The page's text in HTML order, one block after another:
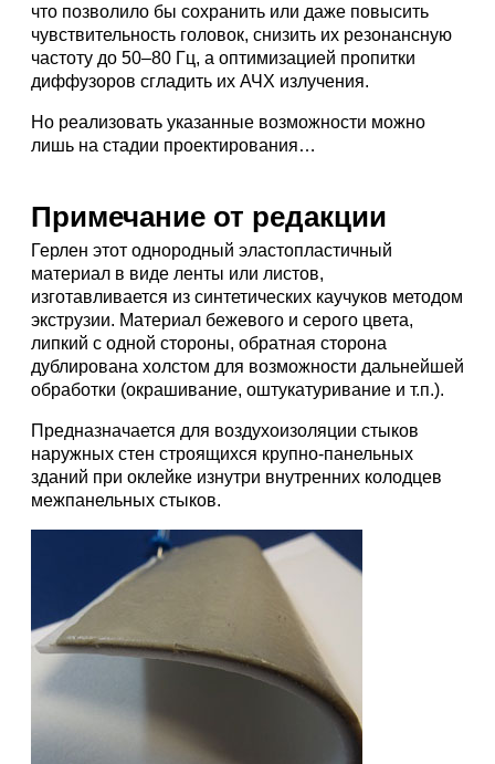
что позволило бы сохранить или даже повысить
чувствительность головок, снизить их резонансную
частоту до 50–80 Гц, а оптимизацией пропитки
диффузоров сгладить их АЧХ излучения.
Но реализовать указанные возможности можно
лишь на стадии проектирования…
Примечание от редакции
Герлен этот однородный эластопластичный
материал в виде ленты или листов,
изготавливается из синтетических каучуков методом
экструзии. Материал бежевого и серого цвета,
липкий с одной стороны, обратная сторона
дублирована холстом для возможности дальнейшей
обработки (окрашивание, оштукатуривание и т.п.).
Предназначается для воздухоизоляции стыков
наружных стен строящихся крупно-панельных
зданий при оклейке изнутри внутренних колодцев
межпанельных стыков.